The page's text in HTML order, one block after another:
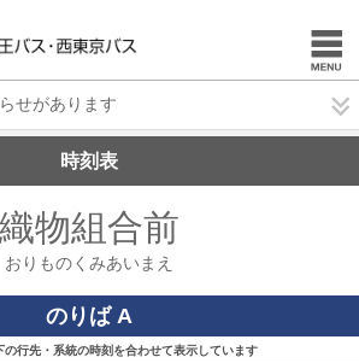
せがあります
時刻表
織物組合前
おりものくみあいまえ
のりば A
行先・系統の時刻を合わせて表示しています